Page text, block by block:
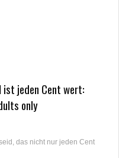
jeden Cent wert:
only
das nicht nur jeden Cent